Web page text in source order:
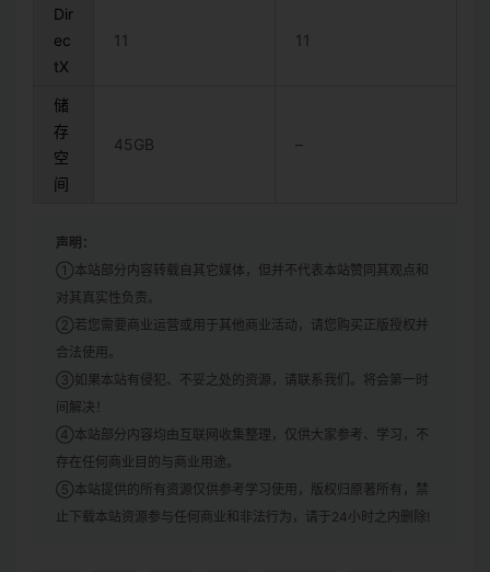
Dir
ec
tX
11 11
储
存
空
间
45GB –
声明：
①本站部分内容转载自其它媒体，但并不代表本站赞同其观点和
对其真实性负责。
②若您需要商业运营或用于其他商业活动，请您购买正版授权并
合法使用。
③如果本站有侵犯、不妥之处的资源，请联系我们。将会第一时
间解决！
④本站部分内容均由互联网收集整理，仅供大家参考、学习，不
存在任何商业目的与商业用途。
⑤本站提供的所有资源仅供参考学习使用，版权归原著所有，禁
止下载本站资源参与任何商业和非法行为，请于24小时之内删除!